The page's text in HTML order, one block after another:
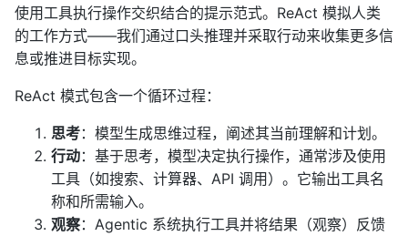
使用工具执行操作交织结合的提示范式。ReAct 模拟人类
的工作方式——我们通过口头推理并采取行动来收集更多信
息或推进目标实现。
ReAct 模式包含一个循环过程：
思考：模型生成思维过程，阐述其当前理解和计划。
行动：基于思考，模型决定执行操作，通常涉及使用
工具（如搜索、计算器、API 调用）。它输出工具名
称和所需输入。
观察：Agentic 系统执行工具并将结果（观察）反馈